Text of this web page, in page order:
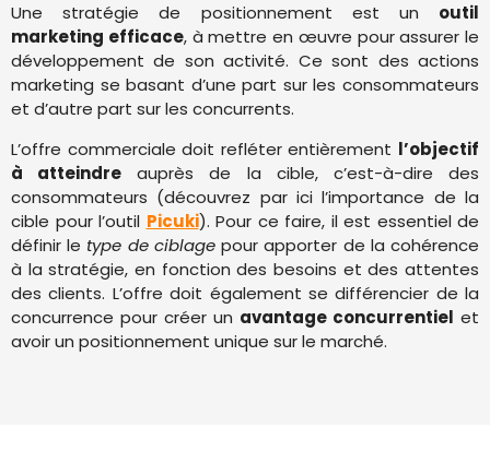
Une stratégie de positionnement est un outil
marketing efficace, à mettre en œuvre pour assurer le
développement de son activité. Ce sont des actions
marketing se basant d’une part sur les consommateurs
et d’autre part sur les concurrents.
L’offre commerciale doit refléter entièrement l’objectif
à atteindre auprès de la cible, c’est-à-dire des
consommateurs (découvrez par ici l’importance de la
cible pour l’outil Picuki). Pour ce faire, il est essentiel de
définir le type de ciblagepour apporter de la cohérence
à la stratégie, en fonction des besoins et des attentes
des clients. L’offre doit également se différencier de la
concurrence pour créer un avantage concurrentiel et
avoir un positionnement unique sur le marché.